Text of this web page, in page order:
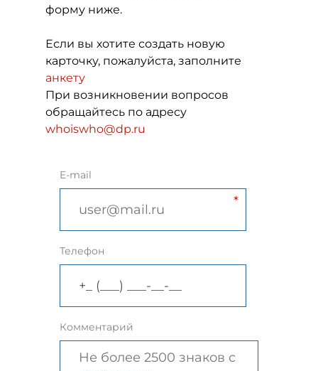
форму ниже.
Если вы хотите создать новую
карточку, пожалуйста, заполните
анкету
При возникновении вопросов
обращайтесь по адресу
whoiswho@dp.ru
E-mail
Телефон
Комментарий